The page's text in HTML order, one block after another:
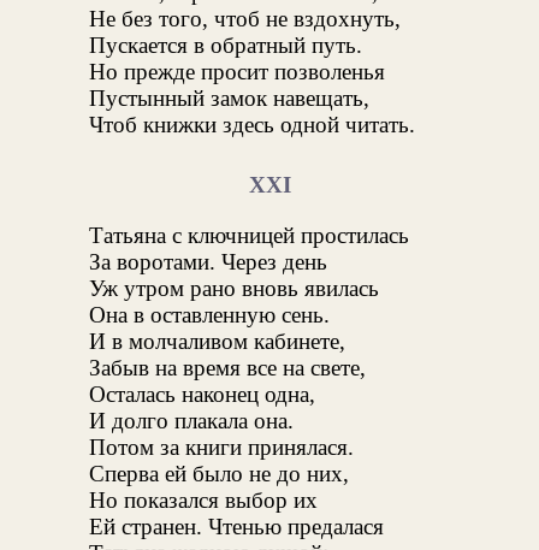
Не без того, чтоб не вздохнуть,
Пускается в обратный путь.
Но прежде просит позволенья
Пустынный замок навещать,
Чтоб книжки здесь одной читать.
XXI
Татьяна с ключницей простилась
За воротами. Через день
Уж утром рано вновь явилась
Она в оставленную сень.
И в молчаливом кабинете,
Забыв на время все на свете,
Осталась наконец одна,
И долго плакала она.
Потом за книги принялася.
Сперва ей было не до них,
Но показался выбор их
Ей странен. Чтенью предалася